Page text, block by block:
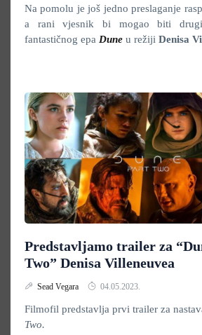
Na pomolu je još jedno preslaganje
a rani vjesnik bi mogao biti
fantastičnog epa Dune u režiji Denisa
Predstavljamo trailer za
Two” Denisa Villeneuvea
Sead Vegara 04.05.2023.
Filmofil predstavlja prvi trailer za
Two.